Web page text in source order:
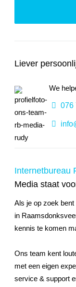
Liever
We
076
Internetbureau
Media staat
Als je op zoek
in
kennis te komen
Ons team kent
met een eigen
service & support